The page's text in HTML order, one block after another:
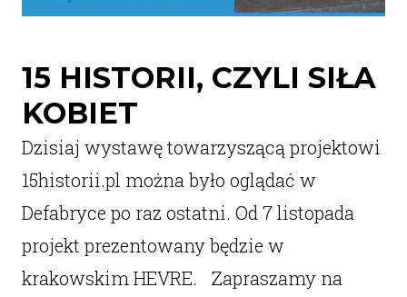
15 HISTORII, CZYLI SIŁA
KOBIET
Dzisiaj wystawę towarzyszącą projektowi
15historii.pl można było oglądać w
Defabryce po raz ostatni. Od 7 listopada
projekt prezentowany będzie w
krakowskim HEVRE. Zapraszamy na